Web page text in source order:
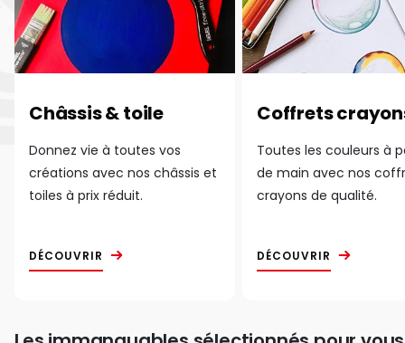
Châssis & toile
Donnez vie à toutes vos
créations avec nos châssis et
toiles à prix réduit.
DÉCOUVRIR
Coffrets
Toutes les couleurs à
de main avec nos
crayons de qualité.
DÉCOUVRIR